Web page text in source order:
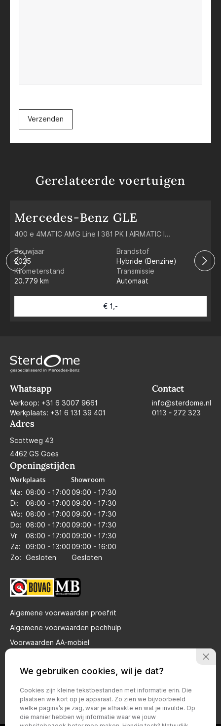
Verzenden
Gerelateerde voertuigen
Mercedes-Benz GLE
400 e 4MATIC AMG Line l 381 PK l AIRMATIC l
Camera l Wegklapbare Trekhaak
Bouwjaar
2025
Brandstof
Hybride (Benzine)
Kilometerstand
20.779 km
Transmissie
Automaat
€ 1,-
Whatsapp
Verkoop: +31 6 3007 9661
Werkplaats: +31 6 131 39 401
Contact
info@sterdome.nl
0113 - 272 323
Adres
Scottweg 43
4462 GS Goes
Openingstijden
Werkplaats
Ma: 08:00 - 17:00
Di:
08:00 - 17:00
Wo: 08:00 - 17:00
Do: 08:00 - 17:00
Vr
08:00 - 17:00
Za:
09:00 - 13:00
Zo:
Gesloten
Showroom
09:00 - 17:30
09:00 - 17:30
09:00 - 17:30
09:00 - 17:30
09:00 - 17:30
09:00 - 16:00
Gesloten
Algemene voorwaarden proefrit
Algemene voorwaarden pechhulp
Voorwaarden AA-mobiel
Bovag voorwaarden particulier
Bovag voorwaarden zakelijk
Privacy policy
We gebruiken cookies, wil je dat?
Cookies zijn kleine tekstbestanden met informatie erin. Die
plaatsen we kort op je apparaat. Zo zien we bijvoorbeeld
welke pagina’s je zag, waar je afhaakte en wat je invulde. Op
die manier hebben wij informatie waar we jouw